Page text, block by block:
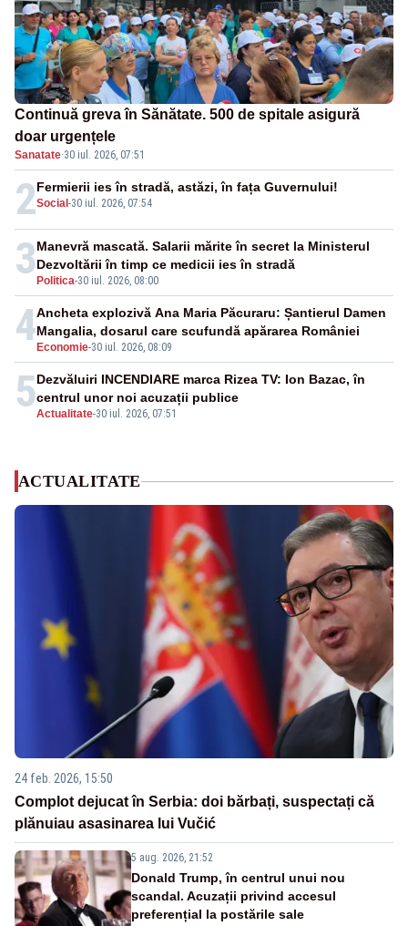
Continuă greva în Sănătate. 500 de spitale asigură
doar urgențele
Sanatate·30 iul. 2026, 07:51
2Social -30 iul. 2026, 07:54
Fermierii ies în stradă, astăzi, în fața Guvernului!
3 Politica-30 iul. 2026, 08:00
Manevră mascată. Salarii mărite în secret la Ministerul
Dezvoltării în timp ce medicii ies în stradă
4 Economie-30 iul. 2026, 08:09
Ancheta explozivă Ana Maria Păcuraru: Șantierul Damen
Mangalia, dosarul care scufundă apărarea României
5Actualitate-30 iul. 2026, 07:51
Dezvăluiri INCENDIARE marca Rizea TV: Ion Bazac, în
centrul unor noi acuzații publice
ACTUALITATE
24 feb. 2026, 15:50
Complot dejucat în Serbia: doi bărbați, suspectați că
plănuiau asasinarea lui Vučić
5 aug. 2026, 21:52
Donald Trump, în centrul unui nou
scandal. Acuzații privind accesul
preferențial la postările sale